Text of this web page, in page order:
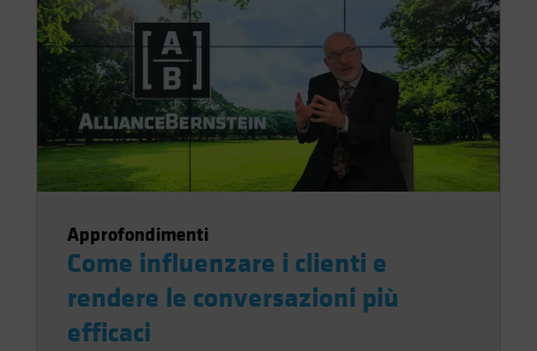
Approfondimenti
Come influenzare i clienti e
rendere le conversazioni più
efficaci